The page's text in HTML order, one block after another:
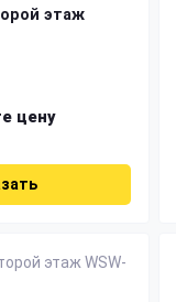
этаж
цену